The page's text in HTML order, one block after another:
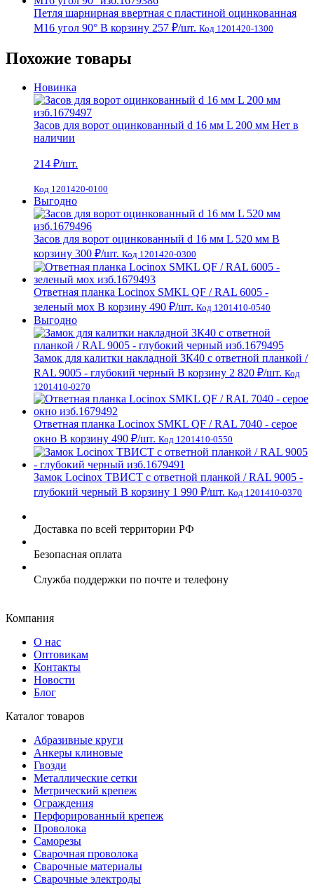
Петля шарнирная ввертная с пластиной оцинкованная
М16 угол 90° В корзину 257 ₽/шт. Код 1201420-1300
Похожие товары
Новинка
Засов для ворот оцинкованный d 16 мм L 200 мм Нет в
наличии
214 ₽/шт.
Код 1201420-0100
Выгодно
Засов для ворот оцинкованный d 16 мм L 520 мм В
корзину 300 ₽/шт. Код 1201420-0300
Ответная планка Locinox SМKL QF / RAL 6005 -
зеленый мох В корзину 490 ₽/шт. Код 1201410-0540
Выгодно
Замок для калитки накладной 3К40 с ответной планкой /
RAL 9005 - глубокий черный В корзину 2 820 ₽/шт. Код
1201410-0270
Ответная планка Locinox SMKL QF / RAL 7040 - серое
окно В корзину 490 ₽/шт. Код 1201410-0550
Замок Locinox ТВИСТ с ответной планкой / RAL 9005 -
глубокий черный В корзину 1 990 ₽/шт. Код 1201410-0370
Доставка по всей территории РФ
Безопасная оплата
Служба поддержки по почте и телефону
Компания
О нас
Оптовикам
Контакты
Новости
Блог
Каталог товаров
Абразивные круги
Анкеры клиновые
Гвозди
Металлические сетки
Метрический крепеж
Ограждения
Перфорированный крепеж
Проволока
Саморезы
Сварочная проволока
Сварочные материалы
Сварочные электроды